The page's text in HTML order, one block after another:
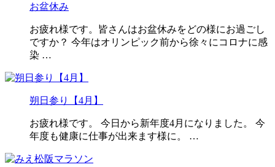
お盆休み
お疲れ様です。皆さんはお盆休みをどの様にお過ごし
ですか？ 今年はオリンピック前から徐々にコロナに感
染 …
朔日参り【4月】
お疲れ様です。 今日から新年度4月になりました。 今
年度も健康に仕事が出来ます様に。 …